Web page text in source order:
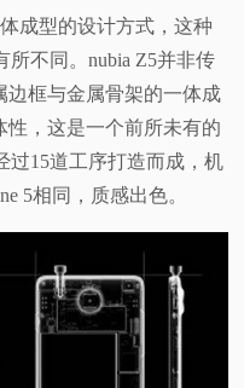
成型的设计方式，这种
不同。nubia Z5并非传
边框与金属骨架的一体成
，这是一个前所未有的
过15道工序打造而成，机
5相同，质感出色。